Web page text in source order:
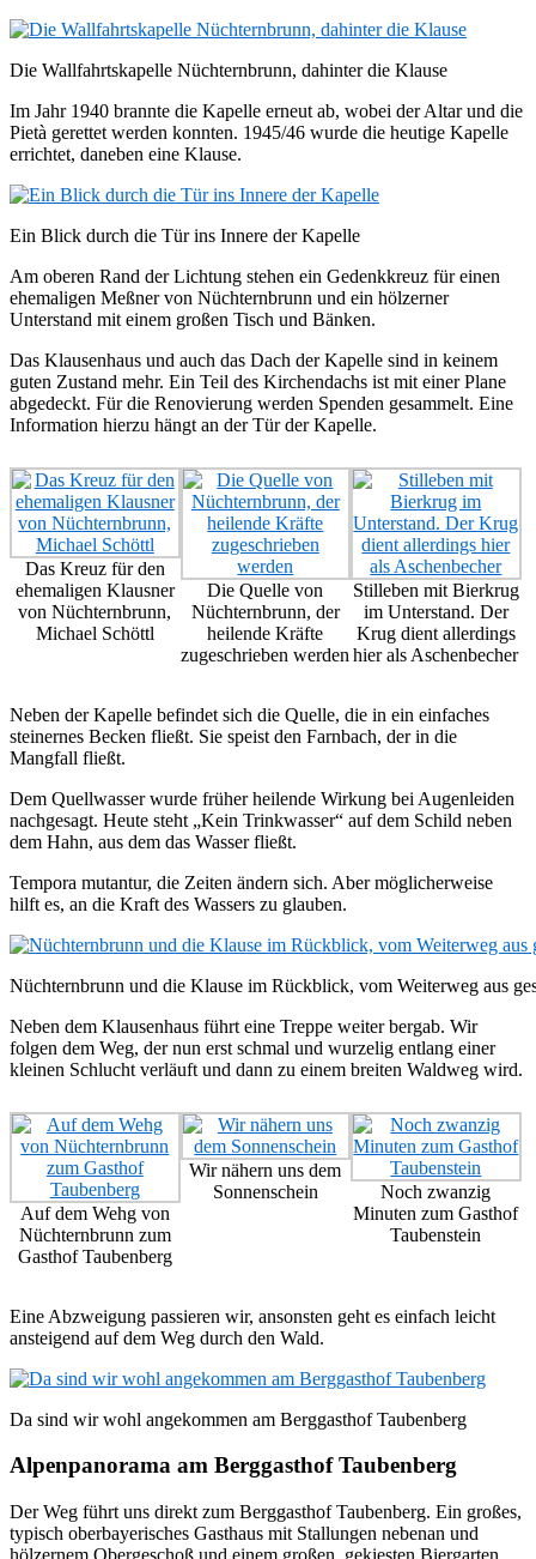
Die Wallfahrtskapelle Nüchternbrunn, dahinter die Klause
Im Jahr 1940 brannte die Kapelle erneut ab, wobei der Altar und die
Pietà gerettet werden konnten. 1945/46 wurde die heutige Kapelle
errichtet, daneben eine Klause.
Ein Blick durch die Tür ins Innere der Kapelle
Am oberen Rand der Lichtung stehen ein Gedenkkreuz für einen
ehemaligen Meßner von Nüchternbrunn und ein hölzerner
Unterstand mit einem großen Tisch und Bänken.
Das Klausenhaus und auch das Dach der Kapelle sind in keinem
guten Zustand mehr. Ein Teil des Kirchendachs ist mit einer Plane
abgedeckt. Für die Renovierung werden Spenden gesammelt. Eine
Information hierzu hängt an der Tür der Kapelle.
Das Kreuz für den
ehemaligen Klausner
von Nüchternbrunn,
Michael Schöttl
Die Quelle von
Nüchternbrunn, der
heilende Kräfte
zugeschrieben werden
Stilleben mit Bierkrug
im Unterstand. Der
Krug dient allerdings
hier als Aschenbecher
Neben der Kapelle befindet sich die Quelle, die in ein einfaches
steinernes Becken fließt. Sie speist den Farnbach, der in die
Mangfall fließt.
Dem Quellwasser wurde früher heilende Wirkung bei Augenleiden
nachgesagt. Heute steht „Kein Trinkwasser“ auf dem Schild neben
dem Hahn, aus dem das Wasser fließt.
Tempora mutantur, die Zeiten ändern sich. Aber möglicherweise
hilft es, an die Kraft des Wassers zu glauben.
Nüchternbrunn und die Klause im Rückblick, vom Weiterweg aus
Neben dem Klausenhaus führt eine Treppe weiter bergab. Wir
folgen dem Weg, der nun erst schmal und wurzelig entlang einer
kleinen Schlucht verläuft und dann zu einem breiten Waldweg wird.
Auf dem Wehg von
Nüchternbrunn zum
Gasthof Taubenberg
Wir nähern uns dem
Sonnenschein
Noch zwanzig
Minuten zum Gasthof
Taubenstein
Eine Abzweigung passieren wir, ansonsten geht es einfach leicht
ansteigend auf dem Weg durch den Wald.
Da sind wir wohl angekommen am Berggasthof Taubenberg
Alpenpanorama am Berggasthof Taubenberg
Der Weg führt uns direkt zum Berggasthof Taubenberg. Ein großes,
typisch oberbayerisches Gasthaus mit Stallungen nebenan und
hölzernem Obergeschoß und einem großen, gekiesten Biergarten.